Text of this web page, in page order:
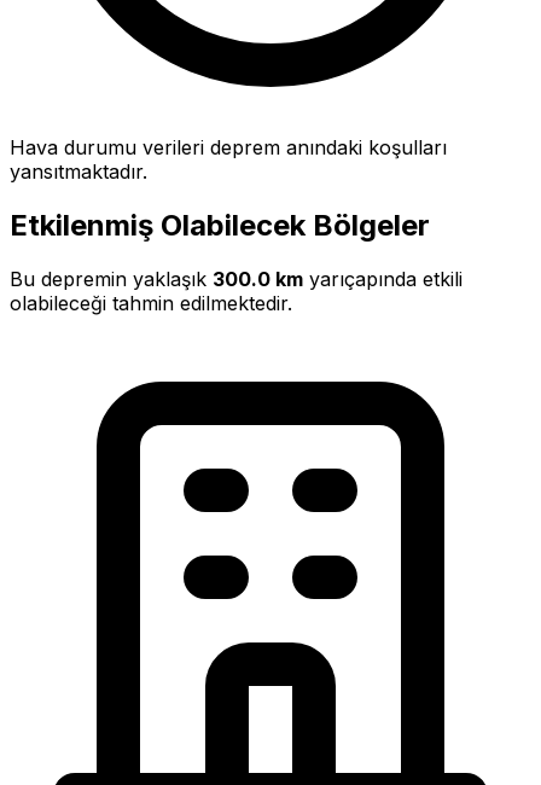
Hava durumu verileri deprem anındaki koşulları
yansıtmaktadır.
Etkilenmiş Olabilecek Bölgeler
Bu depremin yaklaşık 300.0 km yarıçapında etkili
olabileceği tahmin edilmektedir.